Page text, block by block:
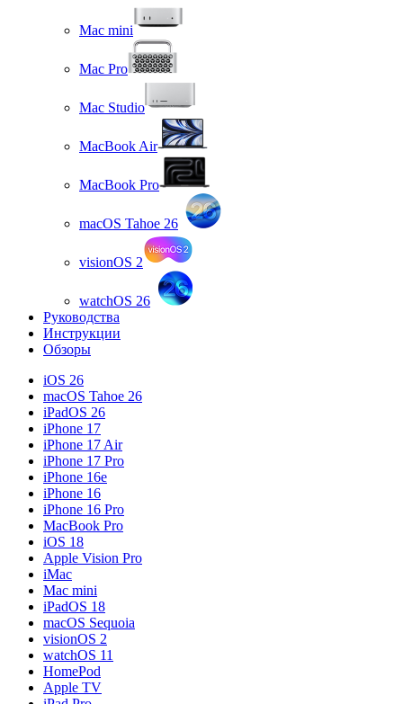
Mac mini
Mac Pro
Mac Studio
MacBook Air
MacBook Pro
macOS Tahoe 26
visionOS 2
watchOS 26
Руководства
Инструкции
Обзоры
iOS 26
macOS Tahoe 26
iPadOS 26
iPhone 17
iPhone 17 Air
iPhone 17 Pro
iPhone 16e
iPhone 16
iPhone 16 Pro
MacBook Pro
iOS 18
Apple Vision Pro
iMac
Mac mini
iPadOS 18
macOS Sequoia
visionOS 2
watchOS 11
HomePod
Apple TV